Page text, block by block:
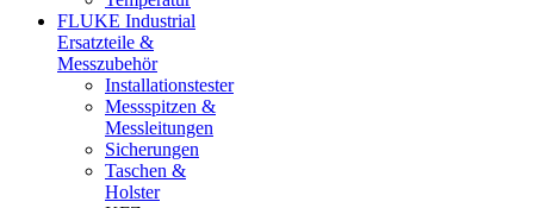
FLUKE Industrial
Ersatzteile &
Messzubehör
Installationstester
Messspitzen &
Messleitungen
Sicherungen
Taschen &
Holster